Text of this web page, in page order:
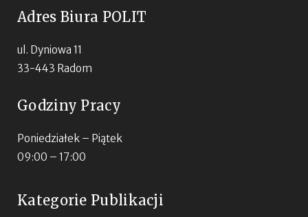
Adres Biura POLIT
ul. Dyniowa 11
33-443 Radom
Godziny Pracy
Poniedziałek – Piątek
09:00 – 17:00
Kategorie Publikacji